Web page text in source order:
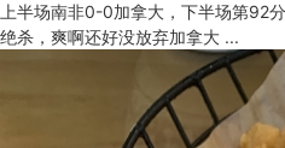
上半场南非0-0加拿大，下半场第92
绝杀，爽啊还好没放弃加拿大 ...